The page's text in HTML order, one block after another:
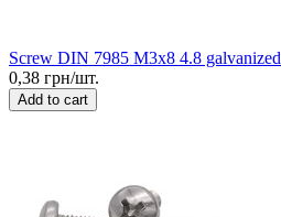
Screw DIN 7985 M3x8 4.8 galvanized
0,38 грн/шт.
Add to cart